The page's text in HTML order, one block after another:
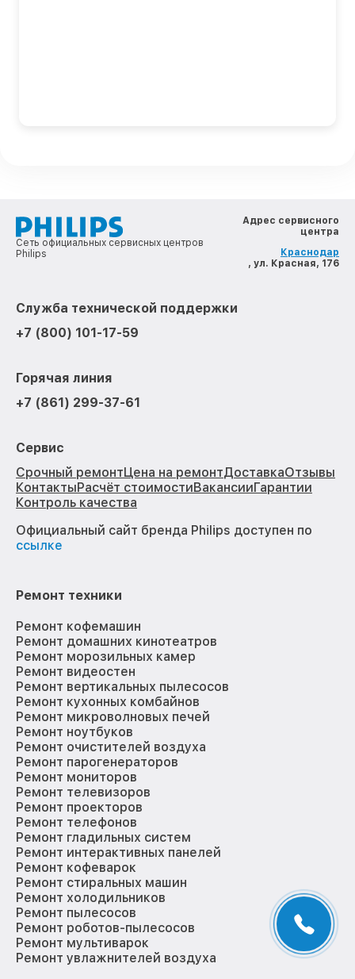
Сеть официальных сервисных центров
Philips
Адрес сервисного
центра
Краснодар
, ул. Красная, 176
Служба технической поддержки
+7 (800) 101-17-59
Горячая линия
+7 (861) 299-37-61
Сервис
Срочный ремонтЦена на ремонтДоставкаОтзывы
КонтактыРасчёт стоимостиВакансииГарантии
Контроль качества
Официальный сайт бренда Philips доступен по
ссылке
Ремонт техники
Ремонт кофемашин
Ремонт домашних кинотеатров
Ремонт морозильных камер
Ремонт видеостен
Ремонт вертикальных пылесосов
Ремонт кухонных комбайнов
Ремонт микроволновых печей
Ремонт ноутбуков
Ремонт очистителей воздуха
Ремонт парогенераторов
Ремонт мониторов
Ремонт телевизоров
Ремонт проекторов
Ремонт телефонов
Ремонт гладильных систем
Ремонт интерактивных панелей
Ремонт кофеварок
Ремонт стиральных машин
Ремонт холодильников
Ремонт пылесосов
Ремонт роботов-пылесосов
Ремонт мультиварок
Ремонт увлажнителей воздуха